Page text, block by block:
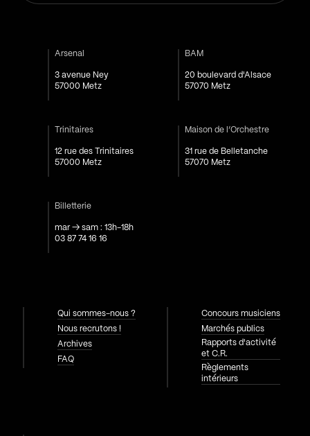
Arsenal
3 avenue Ney
57000 Metz
BAM
20 boulevard d'Alsace
57070 Metz
Trinitaires
12 rue des Trinitaires
57000 Metz
Maison de l’Orchestre
31 rue de Belletanche
57070 Metz
Billetterie
mar → sam : 13h-18h
03 87 74 16 16
Qui sommes-nous ?
Nous recrutons !
Archives
FAQ
Concours musiciens
Marchés publics
Rapports d'activité
et C.R.
Règlements
intérieurs